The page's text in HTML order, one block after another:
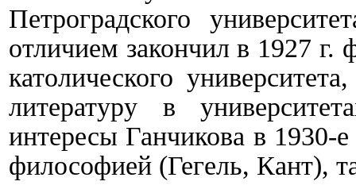
Петроградского
отличием закончил в 1927 г.
католического
литературу в
интересы Ганчикова в 1930-
философией (Гегель, Кант),